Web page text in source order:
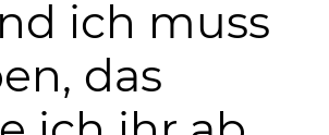
ich muss
das